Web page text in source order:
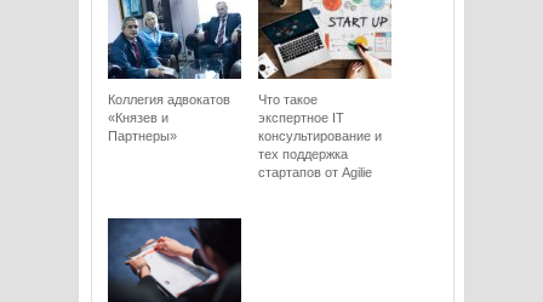
Коллегия адвокатов
«Князев и
Партнеры»
Что такое
экспертное IT
консультирование и
тех поддержка
стартапов от Agilie